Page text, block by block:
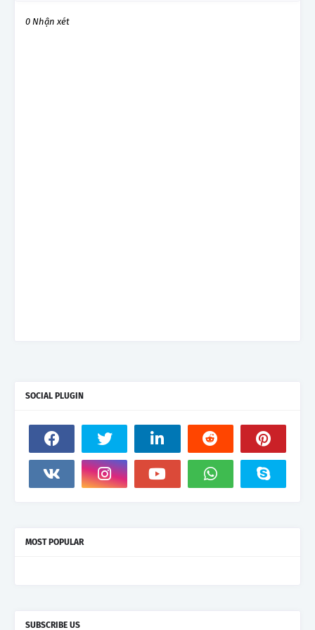
0 Nhận xét
SOCIAL PLUGIN
MOST POPULAR
SUBSCRIBE US